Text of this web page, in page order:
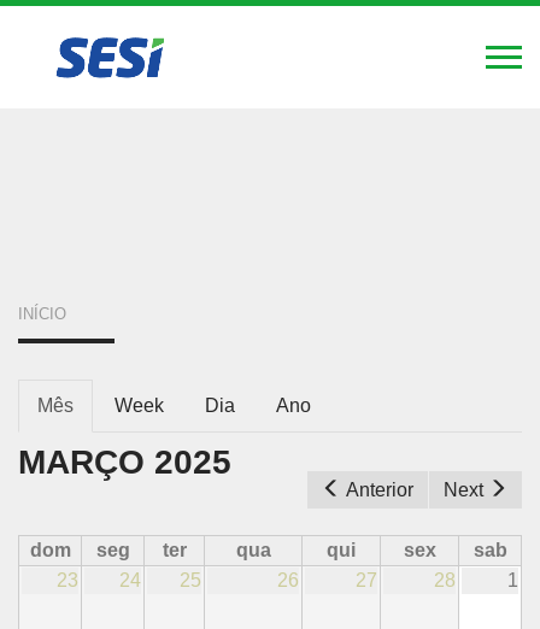
principal
VOCÊ
AQUI
INÍCIO
ABAS
PRIMÁRIAS
Mês Week Dia Ano
Anterior Next
MARÇO 2025
dom seg ter qua qui sex
sab
23
24 25 26 27 28 1